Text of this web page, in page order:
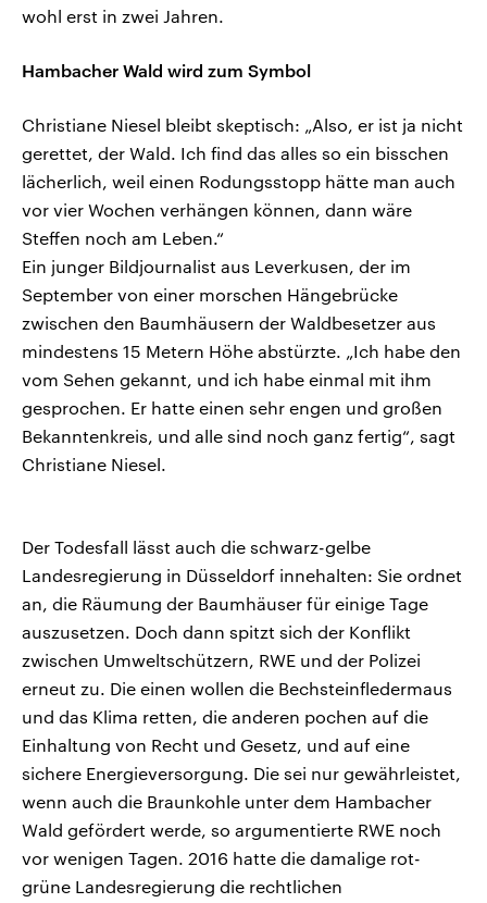
wohl erst in zwei Jahren.
Hambacher Wald wird zum Symbol
Christiane Niesel bleibt skeptisch: „Also, er ist ja nicht
gerettet, der Wald. Ich find das alles so ein bisschen
lächerlich, weil einen Rodungsstopp hätte man auch
vor vier Wochen verhängen können, dann wäre
Steffen noch am Leben.“
Ein junger Bildjournalist aus Leverkusen, der im
September von einer morschen Hängebrücke
zwischen den Baumhäusern der Waldbesetzer aus
mindestens 15 Metern Höhe abstürzte. „Ich habe den
vom Sehen gekannt, und ich habe einmal mit ihm
gesprochen. Er hatte einen sehr engen und großen
Bekanntenkreis, und alle sind noch ganz fertig“, sagt
Christiane Niesel.
Der Todesfall lässt auch die schwarz-gelbe
Landesregierung in Düsseldorf innehalten: Sie ordnet
an, die Räumung der Baumhäuser für einige Tage
auszusetzen. Doch dann spitzt sich der Konflikt
zwischen Umweltschützern, RWE und der Polizei
erneut zu. Die einen wollen die Bechsteinfledermaus
und das Klima retten, die anderen pochen auf die
Einhaltung von Recht und Gesetz, und auf eine
sichere Energieversorgung. Die sei nur gewährleistet,
wenn auch die Braunkohle unter dem Hambacher
Wald gefördert werde, so argumentierte RWE noch
vor wenigen Tagen. 2016 hatte die damalige rot-
grüne Landesregierung die rechtlichen